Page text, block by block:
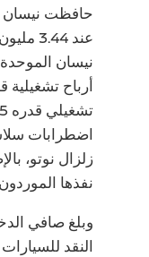
حافظت نيسان
عند
اضطرابات
زلزال نوتو،
نفذها